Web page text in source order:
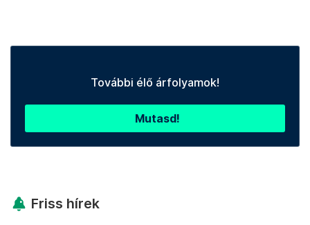
További élő árfolyamok!
Mutasd!
Friss hírek